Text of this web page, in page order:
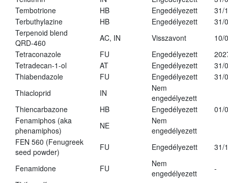
Tembotrione
HB Engedélyezett
31/
Terbuthylazine
HB Engedélyezett
31/
Terpenoid blend
QRD-460
AC, IN Visszavont
10/
Tetraconazole
FU Engedélyezett
Tetradecan-1-ol
AT Engedélyezett
31/
Thiabendazole
FU Engedélyezett
31/
Thiacloprid
IN
Nem
engedélyezett
Thiencarbazone
HB Engedélyezett
01/
Fenamiphos (aka
phenamiphos)
NE
Nem
engedélyezett
FEN 560 (Fenugreek
seed powder)
FU Engedélyezett 31/
Fenamidone FU
Nem
engedélyezett
-